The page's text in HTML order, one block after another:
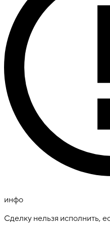
инфо
Сделку нельзя исполнить,